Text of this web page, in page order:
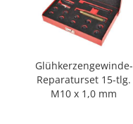
Glühkerzengewinde-
Reparaturset 15-tlg.
M10 x 1,0 mm